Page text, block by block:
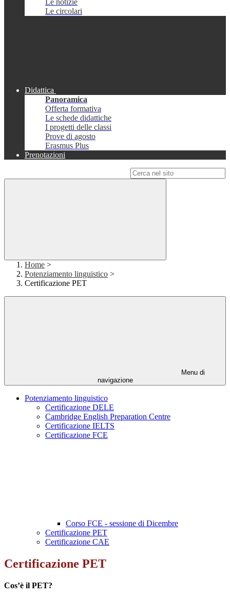
Le notizie
Le circolari
Didattica
Panoramica
Offerta formativa
Le schede didattiche
I progetti delle classi
Prove di agosto
Erasmus Plus
Prenotazioni
Home >
Potenziamento linguistico >
Certificazione PET
Menu di
navigazione
Potenziamento linguistico
Certificazione DELE
Cambridge English Preparation Centre
Certificazione IELTS
Certificazione FCE
Corso FCE - sessione di Dicembre
Certificazione PET
Certificazione CAE
Certificazione PET
Cos’è il PET?